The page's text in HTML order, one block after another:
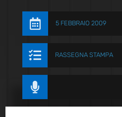
 5 FEBBRAIO 2009
 RASSEGNA STAMPA
